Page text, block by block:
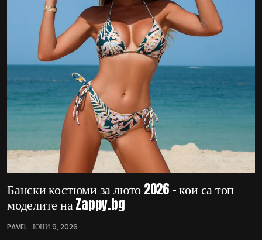
Бански костюми за люто 2026 – кои са топ
моделите на Zappy.bg
PAVEL ЮНИ 9, 2026